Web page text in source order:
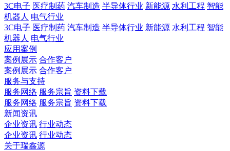
3C电子 医疗制药 汽车制造 半导体行业 新能源 水利工程 智能
机器人 电气行业
3C电子 医疗制药 汽车制造 半导体行业 新能源 水利工程 智能
机器人 电气行业
应用案例
案例展示 合作客户
案例展示 合作客户
服务与支持
服务网络 服务宗旨 资料下载
服务网络 服务宗旨 资料下载
新闻资讯
企业资讯 行业动态
企业资讯 行业动态
关于瑞鑫源